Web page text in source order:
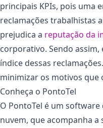
principais KPIs, pois uma
reclamações trabalhistas
prejudica a reputação da
corporativo. Sendo
índice dessas
minimizar os motivos que
Conheça o PontoTel
O PontoTel é um
nuvem, que acompanha